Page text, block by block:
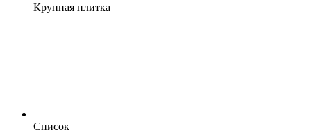
Крупная плитка
Список